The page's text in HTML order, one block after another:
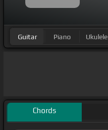
Guitar Piano Ukulele
Chords